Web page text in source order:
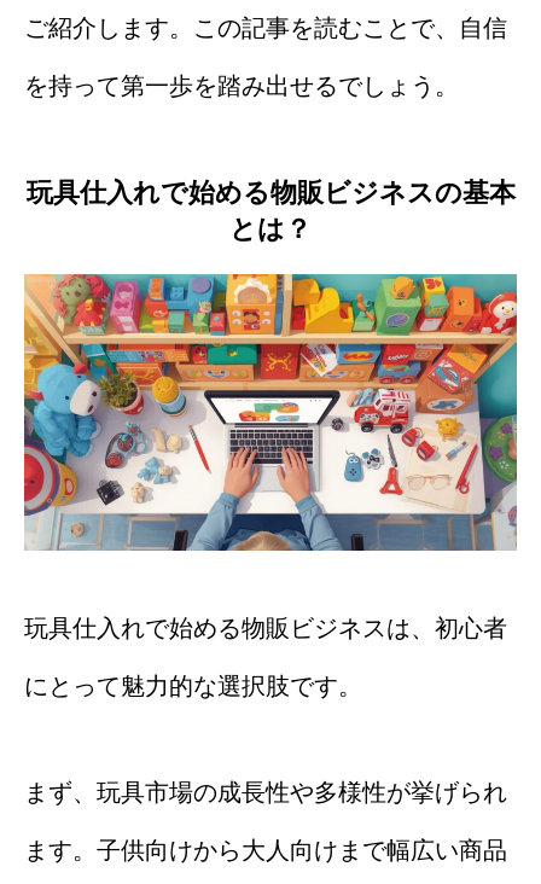
ご紹介します。この記事を読むことで、自信
を持って第一歩を踏み出せるでしょう。
玩具仕入れで始める物販ビジネスの基本
とは？
玩具仕入れで始める物販ビジネスは、初心者
にとって魅力的な選択肢です。
まず、玩具市場の成長性や多様性が挙げられ
ます。子供向けから大人向けまで幅広い商品